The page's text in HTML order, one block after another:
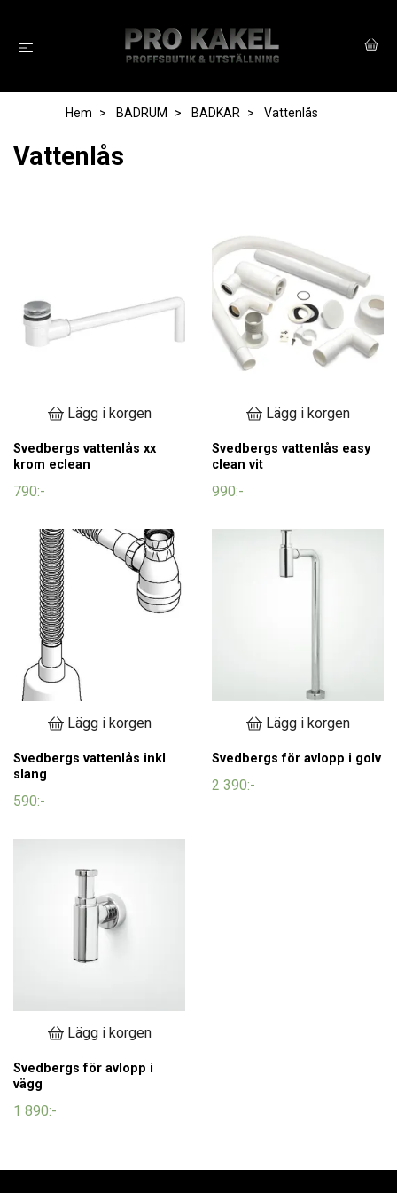
Hem BADRUM BADKAR Vattenlås
Vattenlås
Lägg i korgen
Svedbergs vattenlås xx
krom eclean
790:-
Lägg i korgen
Svedbergs vattenlås easy
clean vit
990:-
Lägg i korgen
Svedbergs vattenlås inkl
slang
590:-
Lägg i korgen
Svedbergs för avlopp i golv
2 390:-
Lägg i korgen
Svedbergs för avlopp i
vägg
1 890:-